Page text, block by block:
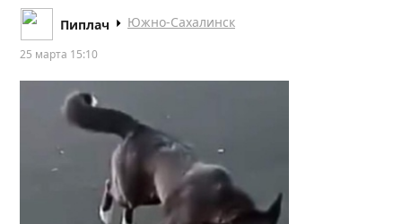
Пиплач Южно-Сахалинск
25 марта 15:10